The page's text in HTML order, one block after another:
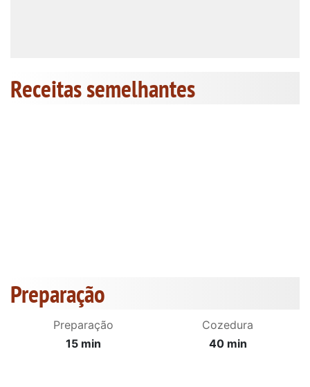
Receitas semelhantes
Preparação
Preparação
15 min
Cozedura
40 min